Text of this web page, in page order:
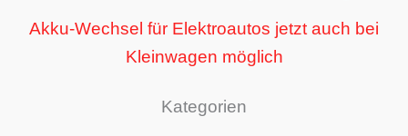
Akku-Wechsel für Elektroautos jetzt auch bei
Kleinwagen möglich
Kategorien